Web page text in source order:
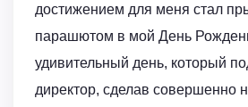
достижением для меня стал
парашютом в мой День
удивительный день, который
директор, сделав совершенно